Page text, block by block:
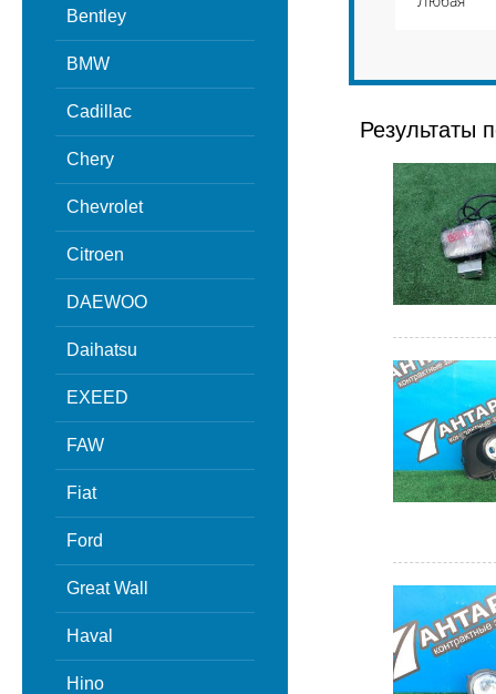
Bentley
BMW
Cadillac
Chery
Chevrolet
Citroen
DAEWOO
Daihatsu
EXEED
FAW
Fiat
Ford
Great Wall
Haval
Hino
Результаты